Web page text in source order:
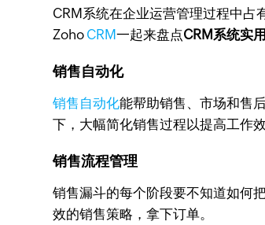
CRM系统在企业运营管理过程中占
Zoho CRM一起来盘点CRM系统实
销售自动化
销售自动化能帮助销售、市场和售
下，大幅简化销售过程以提高工作效
销售流程管理
销售漏斗的每个阶段要不知道如何
效的销售策略，拿下订单。